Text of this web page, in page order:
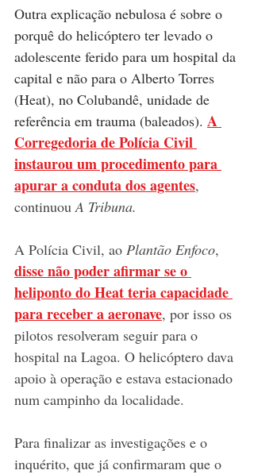
Outra explicação nebulosa é sobre o
porquê do helicóptero ter levado o
adolescente ferido para um hospital da
capital e não para o Alberto Torres
(Heat), no Colubandê, unidade de
referência em trauma (baleados). A
Corregedoria de Polícia Civil
instaurou um procedimento para
apurar a conduta dos agentes,
continuou A Tribuna.
A Polícia Civil, ao Plantão Enfoco,
disse não poder afirmar se o
heliponto do Heat teria capacidade
para receber a aeronave, por isso os
pilotos resolveram seguir para o
hospital na Lagoa. O helicóptero dava
apoio à operação e estava estacionado
num campinho da localidade.
Para finalizar as investigações e o
inquérito, que já confirmaram que o